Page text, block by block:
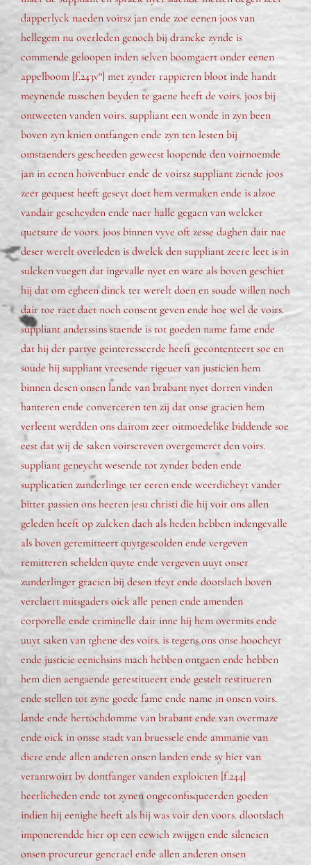
dapperlyck naeden voirsz jan ende zoe eenen joos van
hellegem nu overleden genoch bij drancke zynde is
commende geloopen inden selven boomgaert onder eenen
appelboom [f.243v°] met zynder rappieren bloot inde handt
meynende tusschen beyden te gaene heeft de voirs. joos bij
ontweeten vanden voirs. suppliant een wonde in zyn been
boven zyn knien ontfangen ende zyn ten lesten bij
omstaenders gescheeden geweest loopende den voirnoemde
jan in eenen hoivenbuer ende de voirsz suppliant ziende joos
zeer gequest heeft geseyt doet hem vermaken ende is alzoe
vandair gescheyden ende naer halle gegaen van welcker
quetsure de voors. joos binnen vyve oft zesse daghen dair nae
deser werelt overleden is dwelck den suppliant zeere leet is in
sulcken vuegen dat ingevalle nyet en ware als boven geschiet
hij dat om egheen dinck ter werelt doen en soude willen noch
dair toe raet daet noch consent geven ende hoe wel de voirs.
suppliant anderssins staende is tot goeden name fame ende
dat hij der partye geinteresseerde heeft gecontenteert soe en
soude hij suppliant vreesende rigeuer van justicien hem
binnen desen onsen lande van brabant nyet dorren vinden
hanteren ende converceren ten zij dat onse gracien hem
verleent werdden ons dairom zeer oitmoedelike biddende soe
eest dat wij de saken voirscreven overgemerct den voirs.
suppliant geneycht wesende tot zynder beden ende
supplicatien zunderlinge ter eeren ende weerdicheyt vander
bitter passien ons heeren jesu christi die hij voir ons allen
geleden heeft op zulcken dach als heden hebben indengevalle
als boven geremitteert quytgescolden ende vergeven
remitteren schelden quyte ende vergeven uuyt onser
zunderlinger gracien bij desen tfeyt ende dootslach boven
verclaert mitsgaders oick alle penen ende amenden
corporelle ende criminelle dair inne hij hem overmits ende
uuyt saken van tghene des voirs. is tegens ons onse hoocheyt
ende justicie eenichsins mach hebben ontgaen ende hebben
hem dien aengaende gerestitueert ende gestelt restitueren
ende stellen tot zyne goede fame ende name in onsen voirs.
lande ende hertochdomme van brabant ende van overmaze
ende oick in onsse stadt van bruessele ende ammanie van
diere ende allen anderen onsen landen ende sy hier van
verantwoirt by dontfanger vanden exploicten [f.244]
heerlicheden ende tot zynen ongeconfisqueerden goeden
indien hij eenighe heeft als hij was voir den voors. dlootslach
imponerendde hier op een eewich zwijgen ende silencien
onsen procureur generael ende allen anderen onsen